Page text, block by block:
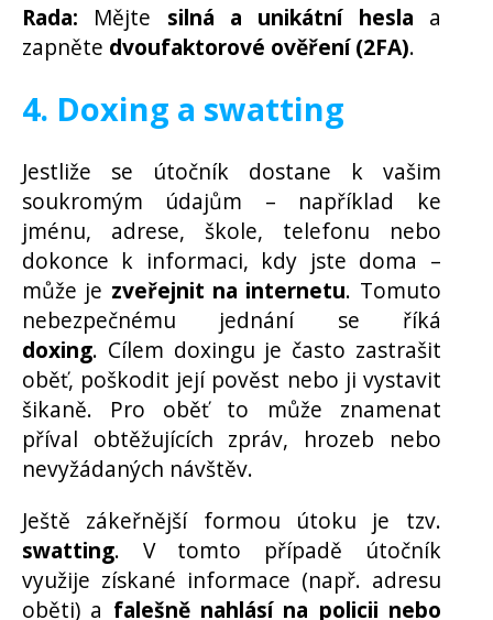
Rada: Mějte silná a unikátní hesla a
zapněte dvoufaktorové ověření (2FA).
4. Doxing a swatting
Jestliže se útočník dostane k vašim
soukromým údajům – například ke
jménu, adrese, škole, telefonu nebo
dokonce k informaci, kdy jste doma –
může je zveřejnit na internetu. Tomuto
nebezpečnému jednání se říká
doxing. Cílem doxingu je často zastrašit
oběť, poškodit její pověst nebo ji vystavit
šikaně. Pro oběť to může znamenat
příval obtěžujících zpráv, hrozeb nebo
nevyžádaných návštěv.
Ještě zákeřnější formou útoku je tzv.
swatting. V tomto případě útočník
využije získané informace (např. adresu
oběti) a falešně nahlásí na policii nebo